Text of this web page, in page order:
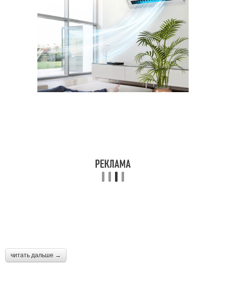
читать дальше →